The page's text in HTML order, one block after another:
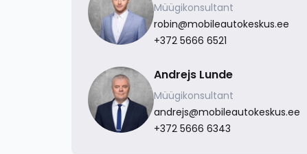
Müügikonsultant
robin@mobileautokeskus.ee
+372 5666 6521
Andrejs Lunde
Müügikonsultant
andrejs@mobileautokeskus.ee
+372 5666 6343